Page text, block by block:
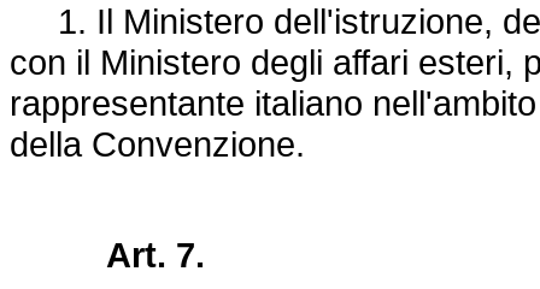
1. Il Ministero dell'istruzione,
con il Ministero degli affari esteri,
rappresentante italiano
della Convenzione.
Art. 7.